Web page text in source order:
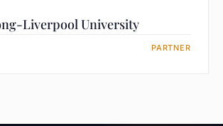
Liverpool University
PARTNER